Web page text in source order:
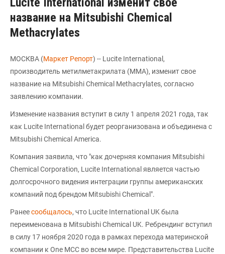
название на Mitsubishi Chemical
Methacrylates
МОСКВА (Маркет Репорт) -- Lucite International,
производитель метилметакрилата (MMA), изменит свое
название на Mitsubishi Chemical Methacrylates, согласно
заявлению компании.
Изменение названия вступит в силу 1 апреля 2021 года, так
как Lucite International будет реорганизована и объединена с
Mitsubishi Chemical America.
Компания заявила, что "как дочерняя компания Mitsubishi
Chemical Corporation, Lucite International является частью
долгосрочного видения интеграции группы американских
компаний под брендом Mitsubishi Chemical".
Ранеесообщалось, что Lucite International UK была
переименована в Mitsubishi Chemical UK. Ребрендинг вступил
в силу 17 ноября 2020 года в рамках перехода материнской
компании к One MCC во всем мире. Представительства Lucite